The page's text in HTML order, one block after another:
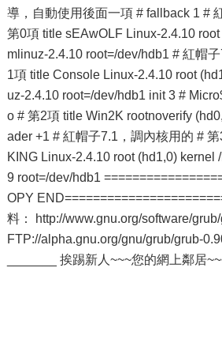
導，自動使用後面一項 # fallback 1 #
第0項 title sEAwOLF Linux-2.4.10
mlinuz-2.4.10 root=/dev/hdb1 # 紅帽
1項 title Console Linux-2.4.10 root
uz-2.4.10 root=/dev/hdb1 init 3 #
o # 第2項 title Win2K rootnoverify
ader +1 # 紅帽子7.1，調內核用的 #
KING Linux-2.4.10 root (hd1,0) kernel
9 root=/dev/hdb1
OPY
料： http://www.gnu.org/software/
FTP://alpha.gnu.org/gnu/grub/grub-
_______ 挨踢新人~~~您的網上鄰居